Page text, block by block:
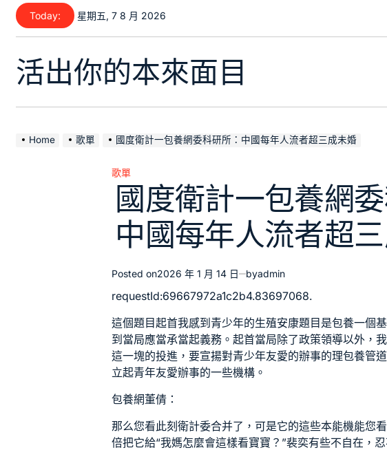
Skip
content
Today: 星期五, 7 8 月 2026
活出你的本來面目
Home 歌單 國度衛計一包養網委科研所：中國每年人流者超三成未婚
Posted
歌單
國度衛計一包養網委
中國每年人流者超
Posted on2026 年 1 月 14 日 byadmin
requestId:69667972a1c2b4.83697068.
這個題目起首我感到青少年的生殖安康題目是包養一個
到當局應當承當起義務。起首當局除了政策領導以外，
這一塊的投進，要宣揚對青少年友愛的辦事的理包養管道
立起青年友愛辦事的一些機構。
包養網董倩：
那么您看此刻衛計委合并了，可是它的這些本能機能您
倍把它給“我媽怎麼會這樣看寶寶？”裴奕有些不自在，